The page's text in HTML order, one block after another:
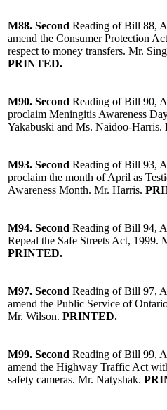
M88. Second Reading of Bill 88,
amend the Consumer Protection
respect to money transfers. Mr.
PRINTED.
M90. Second Reading of Bill 90,
proclaim Meningitis Awareness
Yakabuski and Ms. Naidoo-Harris.
M93. Second Reading of Bill 93,
proclaim the month of April as
Awareness Month. Mr. Harris.
M94. Second Reading of Bill 94,
Repeal the Safe Streets Act, 1999.
PRINTED.
M97. Second Reading of Bill 97,
amend the Public Service of
Mr. Wilson. PRINTED.
M99. Second Reading of Bill 99,
amend the Highway Traffic Act
safety cameras. Mr. Natyshak.